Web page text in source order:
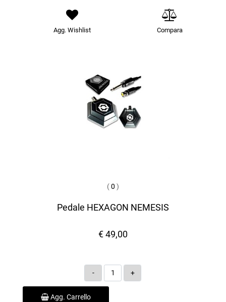
Agg. Wishlist Compara
(0 )
Pedale HEXAGON NEMESIS
€ 49,00
Quantità
Agg. Carrello